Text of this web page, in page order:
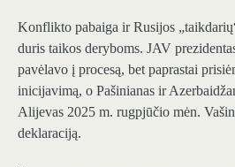
Konflikto pabaiga ir Rusijos
duris taikos deryboms. JAV
pavėlavo į procesą, bet paprastai
inicijavimą, o Pašinianas ir
Alijevas 2025 m. rugpjūčio mėn.
deklaraciją.